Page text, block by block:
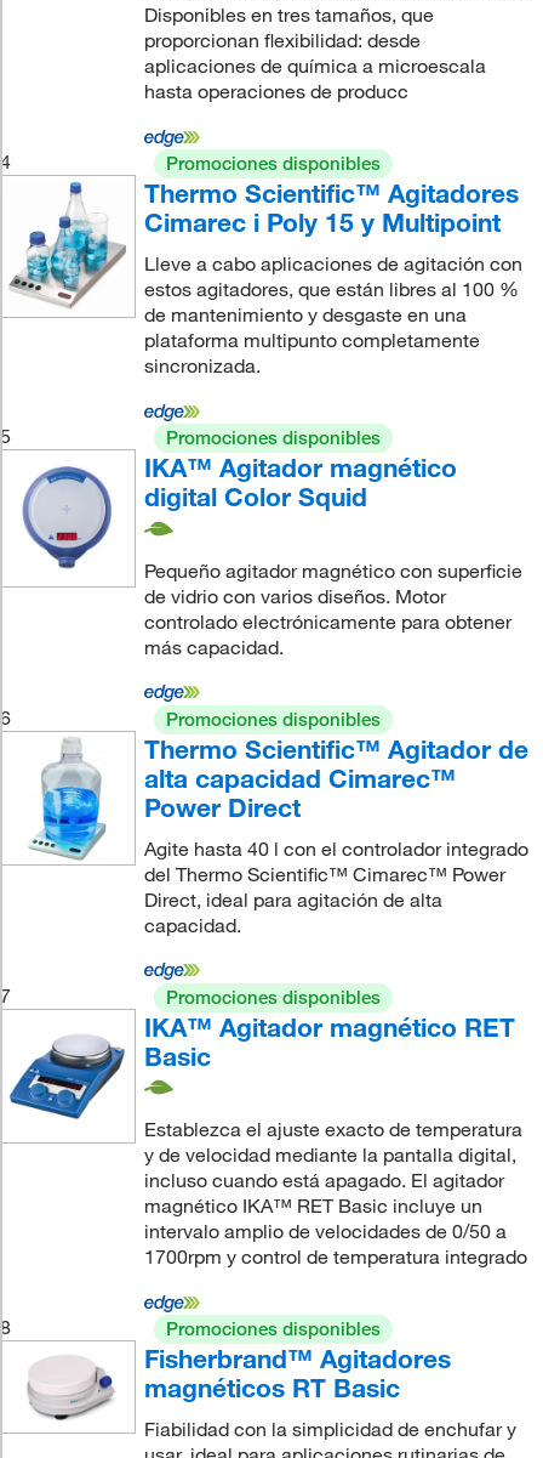
Disponibles en tres tamaños, que
proporcionan flexibilidad: desde
aplicaciones de química a microescala
hasta operaciones de producc
4 Promociones disponibles
Thermo Scientific™ Agitadores
Cimarec i Poly 15 y Multipoint
Lleve a cabo aplicaciones de agitación con
estos agitadores, que están libres al 100 %
de mantenimiento y desgaste en una
plataforma multipunto completamente
sincronizada.
5 Promociones disponibles
IKA™ Agitador magnético
digital Color Squid
Pequeño agitador magnético con superficie
de vidrio con varios diseños. Motor
controlado electrónicamente para obtener
más capacidad.
6 Promociones disponibles
Thermo Scientific™ Agitador de
alta capacidad Cimarec™
Power Direct
Agite hasta 40 l con el controlador integrado
del Thermo Scientific™ Cimarec™ Power
Direct, ideal para agitación de alta
capacidad.
7 Promociones disponibles
IKA™ Agitador magnético RET
Basic
Establezca el ajuste exacto de temperatura
y de velocidad mediante la pantalla digital,
incluso cuando está apagado. El agitador
magnético IKA™ RET Basic incluye un
intervalo amplio de velocidades de 0/50 a
1700rpm y control de temperatura integrado
8 Promociones disponibles
Fisherbrand™ Agitadores
magnéticos RT Basic
Fiabilidad con la simplicidad de enchufar y